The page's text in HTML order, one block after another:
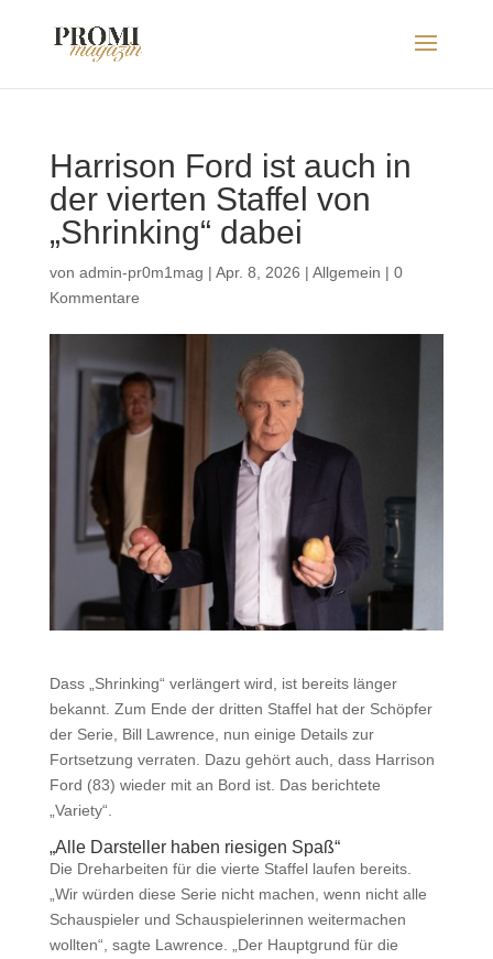
Harrison Ford ist auch in
der vierten Staffel von
„Shrinking“ dabei
von admin-pr0m1mag | Apr. 8, 2026 | Allgemein | 0
Kommentare
Dass „Shrinking“ verlängert wird, ist bereits länger
bekannt. Zum Ende der dritten Staffel hat der Schöpfer
der Serie, Bill Lawrence, nun einige Details zur
Fortsetzung verraten. Dazu gehört auch, dass Harrison
Ford (83) wieder mit an Bord ist. Das berichtete
„Variety“.
„Alle Darsteller haben riesigen Spaß“
Die Dreharbeiten für die vierte Staffel laufen bereits.
„Wir würden diese Serie nicht machen, wenn nicht alle
Schauspieler und Schauspielerinnen weitermachen
wollten“, sagte Lawrence. „Der Hauptgrund für die